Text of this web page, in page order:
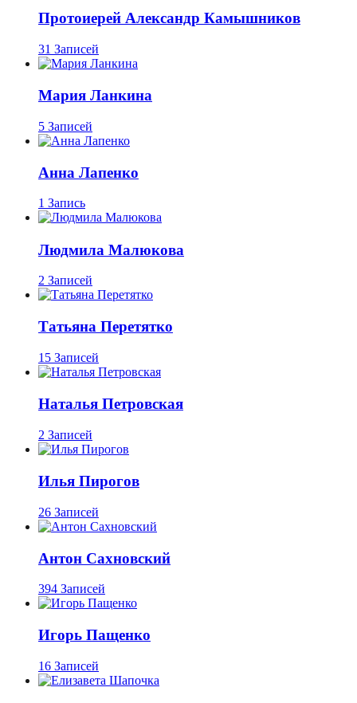
Протоиерей Александр Камышников
31 Записей
Мария Ланкина
5 Записей
Анна Лапенко
1 Запись
Людмила Малюкова
2 Записей
Татьяна Перетятко
15 Записей
Наталья Петровская
2 Записей
Илья Пирогов
26 Записей
Антон Сахновский
394 Записей
Игорь Пащенко
16 Записей